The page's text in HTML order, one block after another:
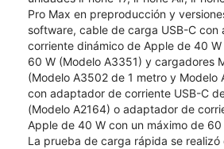
Pro Max en preproducción y
software, cable de carga USB-C con
corriente dinámico de Apple de 40
60 W (Modelo A3351) y cargadores
(Modelo A3502 de 1 metro y Modelo
con adaptador de corriente USB-C
(Modelo A2164) o adaptador de
Apple de 40 W con un máximo de
La prueba de carga rápida se realizó